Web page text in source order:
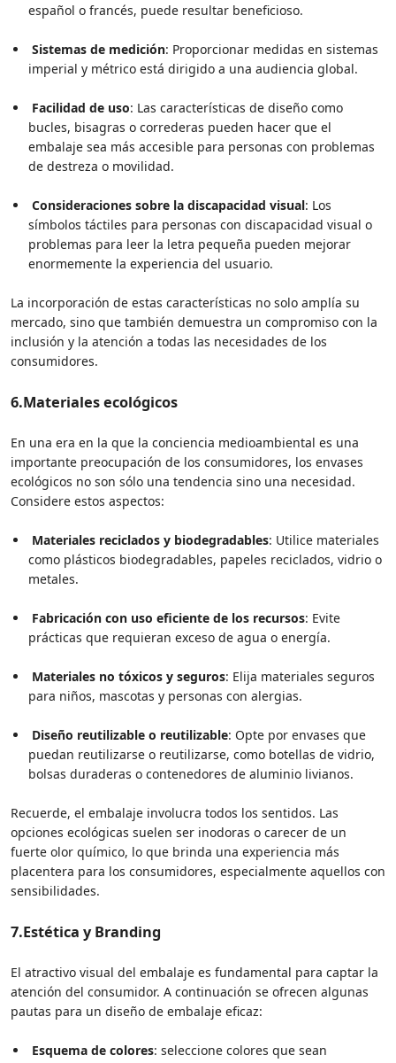
español o francés, puede resultar beneficioso.
Sistemas de medición: Proporcionar medidas en sistemas
imperial y métrico está dirigido a una audiencia global.
Facilidad de uso: Las características de diseño como
bucles, bisagras o correderas pueden hacer que el
embalaje sea más accesible para personas con problemas
de destreza o movilidad.
Consideraciones sobre la discapacidad visual: Los
símbolos táctiles para personas con discapacidad visual o
problemas para leer la letra pequeña pueden mejorar
enormemente la experiencia del usuario.
La incorporación de estas características no solo amplía su
mercado, sino que también demuestra un compromiso con la
inclusión y la atención a todas las necesidades de los
consumidores.
6.Materiales ecológicos
En una era en la que la conciencia medioambiental es una
importante preocupación de los consumidores, los envases
ecológicos no son sólo una tendencia sino una necesidad.
Considere estos aspectos:
Materiales reciclados y biodegradables: Utilice materiales
como plásticos biodegradables, papeles reciclados, vidrio o
metales.
Fabricación con uso eficiente de los recursos: Evite
prácticas que requieran exceso de agua o energía.
Materiales no tóxicos y seguros: Elija materiales seguros
para niños, mascotas y personas con alergias.
Diseño reutilizable o reutilizable: Opte por envases que
puedan reutilizarse o reutilizarse, como botellas de vidrio,
bolsas duraderas o contenedores de aluminio livianos.
Recuerde, el embalaje involucra todos los sentidos. Las
opciones ecológicas suelen ser inodoras o carecer de un
fuerte olor químico, lo que brinda una experiencia más
placentera para los consumidores, especialmente aquellos con
sensibilidades.
7.Estética y Branding
El atractivo visual del embalaje es fundamental para captar la
atención del consumidor. A continuación se ofrecen algunas
pautas para un diseño de embalaje eficaz:
Esquema de colores: seleccione colores que sean